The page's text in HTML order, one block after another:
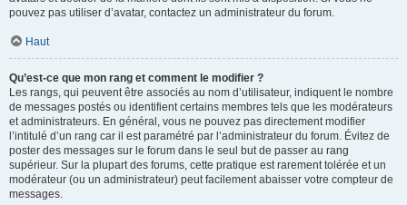
pouvez pas utiliser d’avatar, contactez un administrateur du forum.
Haut
Qu’est-ce que mon rang et comment le modifier ?
Les rangs, qui peuvent être associés au nom d’utilisateur, indiquent le nombre
de messages postés ou identifient certains membres tels que les modérateurs
et administrateurs. En général, vous ne pouvez pas directement modifier
l’intitulé d’un rang car il est paramétré par l’administrateur du forum. Évitez de
poster des messages sur le forum dans le seul but de passer au rang
supérieur. Sur la plupart des forums, cette pratique est rarement tolérée et un
modérateur (ou un administrateur) peut facilement abaisser votre compteur de
messages.